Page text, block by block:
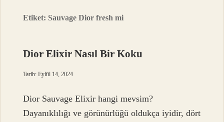
Etiket: Sauvage Dior fresh mi
Dior Elixir Nasıl Bir Koku
Tarih: Eylül 14, 2024
Dior Sauvage Elixir hangi mevsim?
Dayanıklılığı ve görünürlüğü oldukça iyidir, dört